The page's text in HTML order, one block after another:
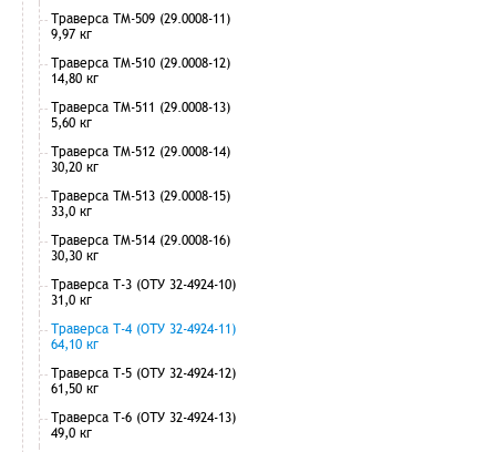
Траверса ТМ-509 (29.0008-11)
9,97 кг
Траверса ТМ-510 (29.0008-12)
14,80 кг
Траверса ТМ-511 (29.0008-13)
5,60 кг
Траверса ТМ-512 (29.0008-14)
30,20 кг
Траверса ТМ-513 (29.0008-15)
33,0 кг
Траверса ТМ-514 (29.0008-16)
30,30 кг
Траверса Т-3 (ОТУ 32-4924-10)
31,0 кг
Траверса Т-4 (ОТУ 32-4924-11)
64,10 кг
Траверса Т-5 (ОТУ 32-4924-12)
61,50 кг
Траверса Т-6 (ОТУ 32-4924-13)
49,0 кг